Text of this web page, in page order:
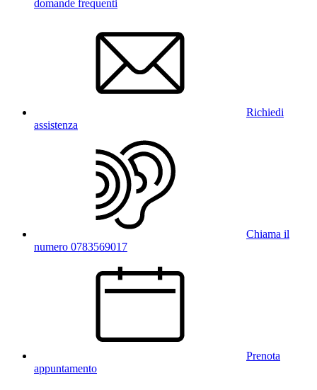
domande frequenti
Richiedi
assistenza
Chiama il
numero 0783569017
Prenota
appuntamento